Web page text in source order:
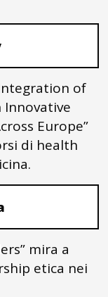
of
Innovative
Europe”
di health
mira a
etica nei